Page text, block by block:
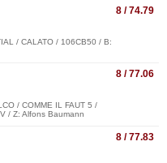
8 / 74.79
/ CALATO / 106CB50 / B:
8 / 77.06
/ COMME IL FAUT 5 /
/ Z: Alfons Baumann
8 / 77.83